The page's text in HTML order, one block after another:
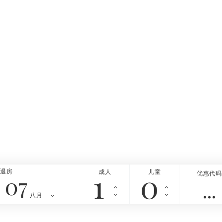
退房07 八月
成人 儿童 优惠代码